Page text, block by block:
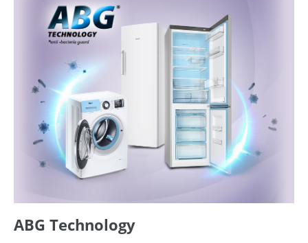
ABG Technology